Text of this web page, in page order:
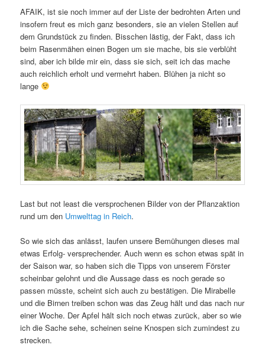
AFAIK, ist sie noch immer auf der Liste der bedrohten Arten und
insofern freut es mich ganz besonders, sie an vielen Stellen auf
dem Grundstück zu finden. Bisschen lästig, der Fakt, dass ich
beim Rasenmähen einen Bogen um sie mache, bis sie verblüht
sind, aber ich bilde mir ein, dass sie sich, seit ich das mache
auch reichlich erholt und vermehrt haben. Blühen ja nicht so
lange
Last but not least die versprochenen Bilder von der Pflanzaktion
rund um den Umwelttag in Reich.
So wie sich das anlässt, laufen unsere Bemühungen dieses mal
etwas Erfolg- versprechender. Auch wenn es schon etwas spät in
der Saison war, so haben sich die Tipps von unserem Förster
scheinbar gelohnt und die Aussage dass es noch gerade so
passen müsste, scheint sich auch zu bestätigen. Die Mirabelle
und die Birnen treiben schon was das Zeug hält und das nach nur
einer Woche. Der Apfel hält sich noch etwas zurück, aber so wie
ich die Sache sehe, scheinen seine Knospen sich zumindest zu
strecken.